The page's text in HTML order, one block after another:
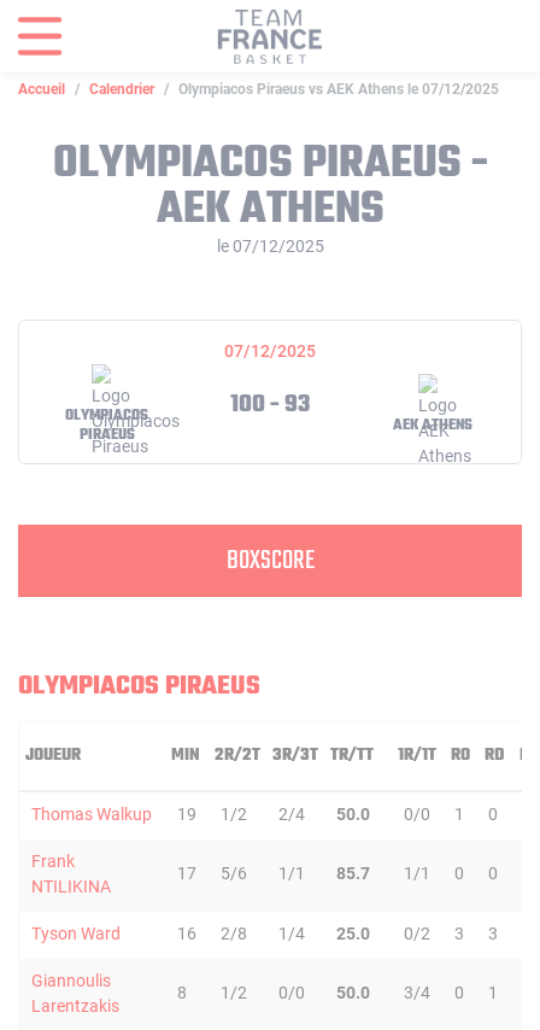
Accueil Calendrier Olympiacos Piraeus vs AEK Athens le 07/12/2025
OLYMPIACOS PIRAEUS -
AEK ATHENS
le 07/12/2025
07/12/2025
OLYMPIACOS
PIRAEUS
100 - 93
AEK ATHENS
BOXSCORE
OLYMPIACOS PIRAEUS
JOUEUR MIN 2R/2T 3R/3T TR/TT 1R/1T RO RD RT
Thomas Walkup 19 1/2 2/4 50.0 0/0 1 0
Frank
NTILIKINA
17 5/6 1/1 85.7 1/1 0 0
Tyson Ward 16 2/8 1/4 25.0 0/2 3 3
Giannoulis
Larentzakis
8 1/2 0/0 50.0 3/4 0 1
Panneau de gestion des cookies